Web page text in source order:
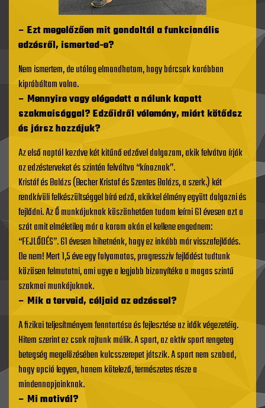
– Ezt megelőzően mit gondoltál a funkcionális
edzésről, ismerted-e?
Nem ismertem, de utólag elmondhatom, hogy bárcsak korábban
kipróbáltam volna.
– Mennyire vagy elégedett a nálunk kapott
szakmaisággal? Edzőidről vélemény, miért kötődsz
és jársz hozzájuk?
Az első naptól kezdve két kitűnő edzővel dolgozom, akik felvátva írják
az edzésterveket és szintén felváltva “kínoznak”.
Kristóf és Balázs (Becher Kristof és Szentes Balázs, a szerk.) két
rendkívüli felkészültséggel bíró edző, akikkel élmény együtt dolgozni és
fejlődni. Az Ő munkájuknak köszönhetően tudom leírni 61 évesen azt a
szót amit elméletileg már a korom okán el kellene engednem:
“FEJLŐDÉS”. 61 évesen hihetnénk, hogy ez inkább már visszafejlődés.
De nem! Mert 1,5 éve egy folyamatos, progressziv fejlődést tudtunk
közösen felmutatni, ami ugye a legjobb bizonyítéka a magas szintű
szakmai munkájuknak.
– Mik a terveid, céljaid az edzéssel?
A fizikai teljesítményem fenntartása és fejlesztése az idők végezetéig.
Hitem szerint ez csak rajtunk múlik. A sport, az aktív sport rengeteg
betegség megelözésében kulcsszerepet játszik. A sport nem szabad,
hogy opció legyen, hanem kötelező, természetes része a
mindennapjainknak.
– Mi motivál?